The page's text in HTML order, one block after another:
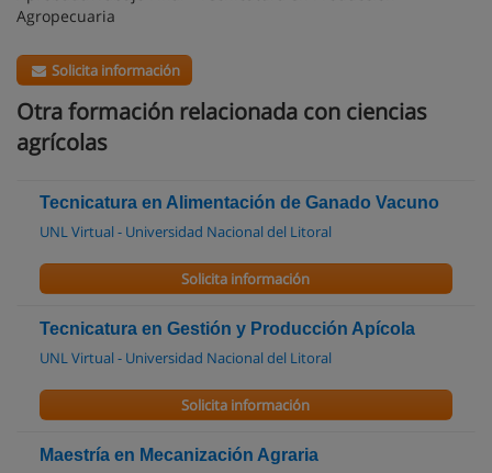
Agropecuaria
Solicita información
Otra formación relacionada con ciencias
agrícolas
Tecnicatura en Alimentación de Ganado Vacuno
UNL Virtual - Universidad Nacional del Litoral
Solicita información
Tecnicatura en Gestión y Producción Apícola
UNL Virtual - Universidad Nacional del Litoral
Solicita información
Maestría en Mecanización Agraria